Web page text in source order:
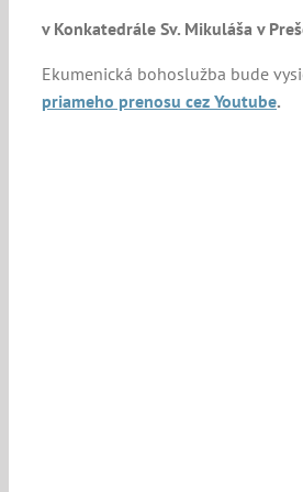
v Konkatedrále Sv. Mikuláša v
Ekumenická bohoslužba bude
priameho prenosu cez Youtube.